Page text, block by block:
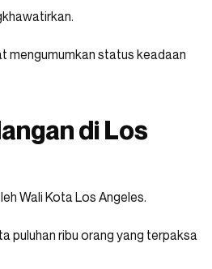
mengumumkan status keadaan
di Los
Wali Kota Los Angeles.
puluhan ribu orang yang terpaksa